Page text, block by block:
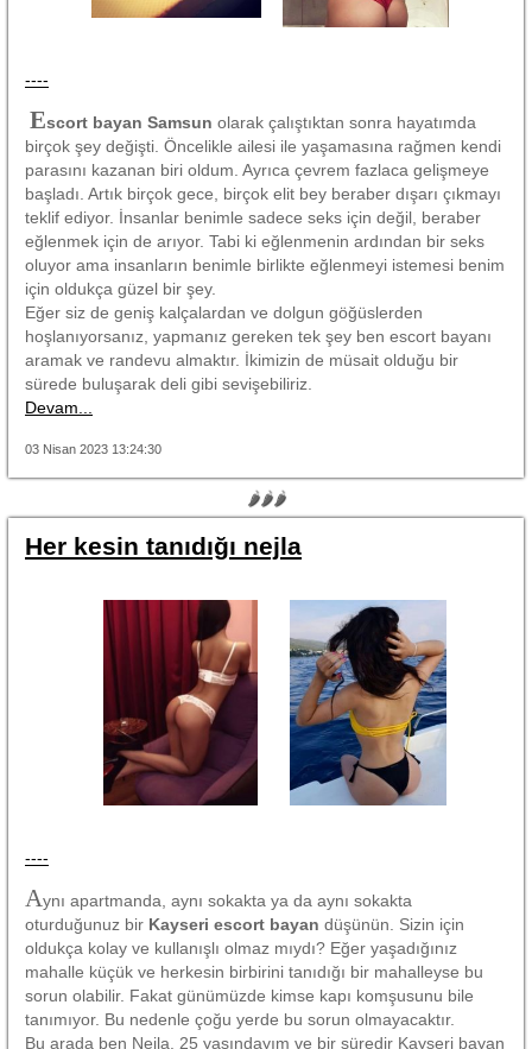
----
Escort bayan Samsun olarak çalıştıktan sonra hayatımda
birçok şey değişti. Öncelikle ailesi ile yaşamasına rağmen kendi
parasını kazanan biri oldum. Ayrıca çevrem fazlaca gelişmeye
başladı. Artık birçok gece, birçok elit bey beraber dışarı çıkmayı
teklif ediyor. İnsanlar benimle sadece seks için değil, beraber
eğlenmek için de arıyor. Tabi ki eğlenmenin ardından bir seks
oluyor ama insanların benimle birlikte eğlenmeyi istemesi benim
için oldukça güzel bir şey.
Eğer siz de geniş kalçalardan ve dolgun göğüslerden
hoşlanıyorsanız, yapmanız gereken tek şey ben escort bayanı
aramak ve randevu almaktır. İkimizin de müsait olduğu bir
sürede buluşarak deli gibi sevişebiliriz.
Devam...
03 Nisan 2023 13:24:30
🌶🌶🌶
Her kesin tanıdığı nejla
----
Aynı apartmanda, aynı sokakta ya da aynı sokakta
oturduğunuz bir Kayseri escort bayan düşünün. Sizin için
oldukça kolay ve kullanışlı olmaz mıydı? Eğer yaşadığınız
mahalle küçük ve herkesin birbirini tanıdığı bir mahalleyse bu
sorun olabilir. Fakat günümüzde kimse kapı komşusunu bile
tanımıyor. Bu nedenle çoğu yerde bu sorun olmayacaktır.
Bu arada ben Nejla. 25 yaşındayım ve bir süredir Kayseri bayan